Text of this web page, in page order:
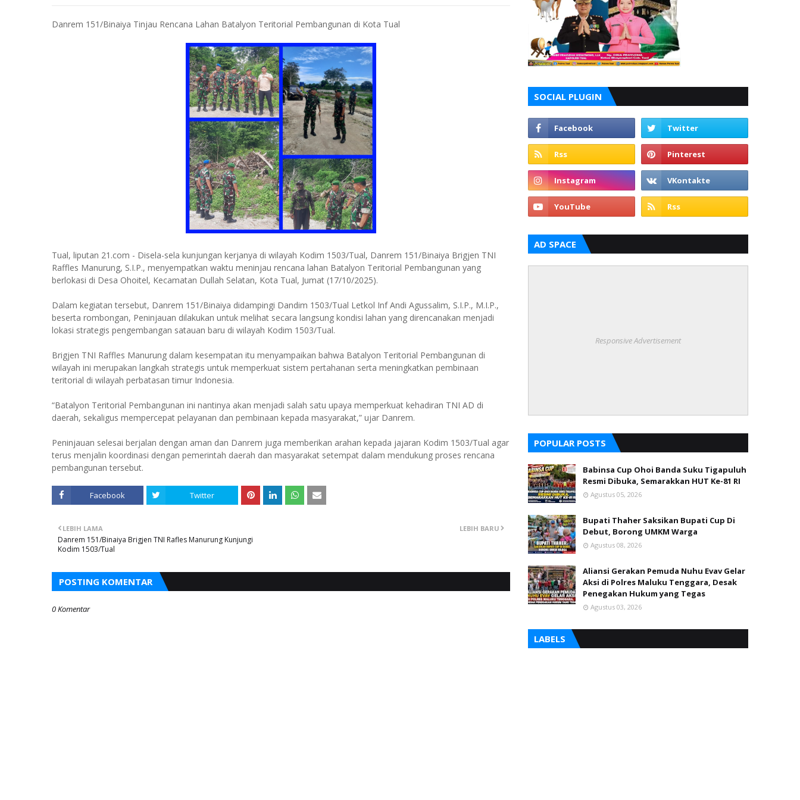
Danrem 151/Binaiya Tinjau Rencana Lahan Batalyon Teritorial Pembangunan di Kota Tual
Tual, liputan 21.com - Disela-sela kunjungan kerjanya di wilayah Kodim 1503/Tual, Danrem 151/Binaiya Brigjen TNI
Raffles Manurung, S.I.P., menyempatkan waktu meninjau rencana lahan Batalyon Teritorial Pembangunan yang
berlokasi di Desa Ohoitel, Kecamatan Dullah Selatan, Kota Tual, Jumat (17/10/2025).
Dalam kegiatan tersebut, Danrem 151/Binaiya didampingi Dandim 1503/Tual Letkol Inf Andi Agussalim, S.I.P., M.I.P.,
beserta rombongan, Peninjauan dilakukan untuk melihat secara langsung kondisi lahan yang direncanakan menjadi
lokasi strategis pengembangan satauan baru di wilayah Kodim 1503/Tual.
Brigjen TNI Raffles Manurung dalam kesempatan itu menyampaikan bahwa Batalyon Teritorial Pembangunan di
wilayah ini merupakan langkah strategis untuk memperkuat sistem pertahanan serta meningkatkan pembinaan
teritorial di wilayah perbatasan timur Indonesia.
“Batalyon Teritorial Pembangunan ini nantinya akan menjadi salah satu upaya memperkuat kehadiran TNI AD di
daerah, sekaligus mempercepat pelayanan dan pembinaan kepada masyarakat,” ujar Danrem.
Peninjauan selesai berjalan dengan aman dan Danrem juga memberikan arahan kepada jajaran Kodim 1503/Tual agar
terus menjalin koordinasi dengan pemerintah daerah dan masyarakat setempat dalam mendukung proses rencana
pembangunan tersebut.
Facebook Twitter
LEBIH BARU
LEBIH LAMA
Danrem 151/Binaiya Brigjen TNI Rafles Manurung Kunjungi
Kodim 1503/Tual
POSTING KOMENTAR
0 Komentar
SOCIAL PLUGIN
AD SPACE
Responsive Advertisement
POPULAR POSTS
Babinsa Cup Ohoi Banda Suku Tigapuluh
Resmi Dibuka, Semarakkan HUT Ke-81 RI
Agustus 05, 2026
Bupati Thaher Saksikan Bupati Cup Di
Debut, Borong UMKM Warga
Agustus 08, 2026
Aliansi Gerakan Pemuda Nuhu Evav Gelar
Aksi di Polres Maluku Tenggara, Desak
Penegakan Hukum yang Tegas
Agustus 03, 2026
LABELS